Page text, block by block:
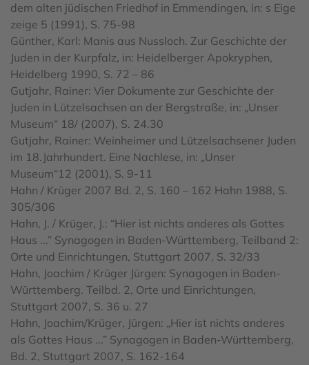
dem alten jüdischen Friedhof in Emmendingen, in: s Eige
zeige 5 (1991), S. 75-98
Günther, Karl: Manis aus Nussloch. Zur Geschichte der
Juden in der Kurpfalz, in: Heidelberger Apokryphen,
Heidelberg 1990, S. 72 – 86
Gutjahr, Rainer: Vier Dokumente zur Geschichte der
Juden in Lützelsachsen an der Bergstraße, in: „Unser
Museum“ 18/ (2007), S. 24.30
Gutjahr, Rainer: Weinheimer und Lützelsachsener Juden
im 18.Jahrhundert. Eine Nachlese, in: „Unser
Museum“12 (2001), S. 9-11
Hahn / Krüger 2007 Bd. 2, S. 160 – 162 Hahn 1988, S.
305/306
Hahn, J. / Krüger, J.: “Hier ist nichts anderes als Gottes
Haus ...” Synagogen in Baden-Württemberg, Teilband 2:
Orte und Einrichtungen, Stuttgart 2007, S. 32/33
Hahn, Joachim / Krüger Jürgen: Synagogen in Baden-
Württemberg. Teilbd. 2, Orte und Einrichtungen,
Stuttgart 2007, S. 36 u. 27
Hahn, Joachim/Krüger, Jürgen: „Hier ist nichts anderes
als Gottes Haus ...” Synagogen in Baden-Württemberg,
Bd. 2, Stuttgart 2007, S. 162-164